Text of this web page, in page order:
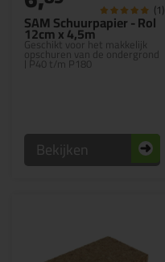
SAM Schuurpapier - Rol
12cm x 4,5m
Geschikt voor het makkelijk
opschuren van de ondergrond
| P40 t/m P180
(1)
Bekijken